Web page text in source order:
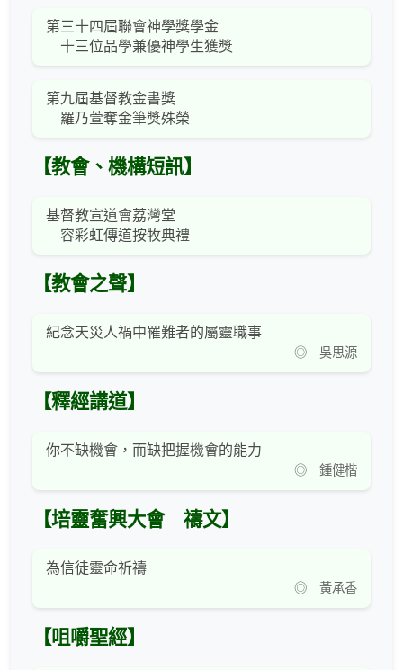
第三十四屆聯會神學獎學金
十三位品學兼優神學生獲獎
第九屆基督教金書獎
羅乃萱奪金筆獎殊榮
【教會、機構短訊】
基督教宣道會荔灣堂
容彩虹傳道按牧典禮
【教會之聲】
紀念天災人禍中罹難者的屬靈職事
◎ 吳思源
【釋經講道】
你不缺機會，而缺把握機會的能力
◎ 鍾健楷
【培靈奮興大會 禱文】
為信徒靈命祈禱
◎ 黃承香
【咀嚼聖經】